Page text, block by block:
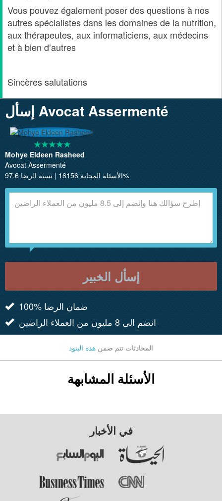
Vous pouvez également poser des questions à nos
autres spécialistes dans les domaines de la nutrition,
aux thérapeutes, aux informaticiens, aux médecins
et à bien d’autres
Sincères salutations
إسأل Avocat Assermenté
Mohye Eldeen Rasheed
Avocat Assermenté
الأسئلة المجابة 16156 | نسبة الرضا 97.6%
إسأل الخبير
100% ضمان الرضا
انضم الى 8 مليون من العملاء الراضين
المحادثات تتم ضمن هذه البنود
الأسئلة المشابهة
في الأخبار